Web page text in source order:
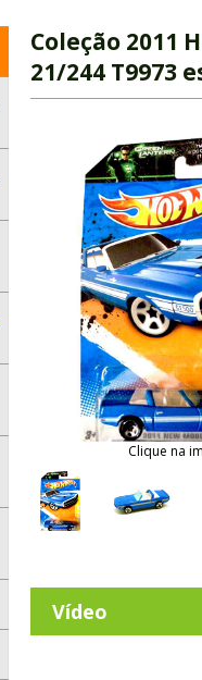
Coleção 2011
21/244 T9973
Clique na
Vídeo